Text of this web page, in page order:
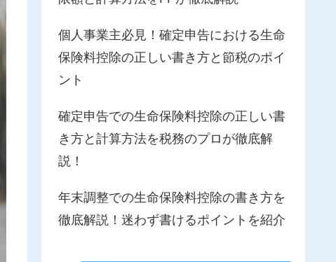
個人事業主必見！確定申告における生命
保険料控除の正しい書き方と節税のポイ
ント
確定申告での生命保険料控除の正しい書
き方と計算方法を税務のプロが徹底解
説！
年末調整での生命保険料控除の書き方を
徹底解説！迷わず書けるポイントを紹介